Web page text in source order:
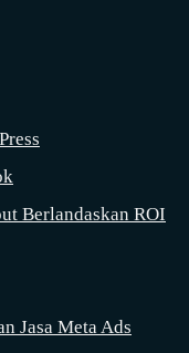
Berlandaskan ROI
Jasa Meta Ads